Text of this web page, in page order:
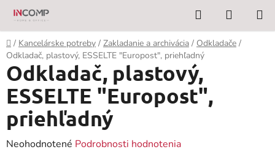
Prejsť
obsah
Hľadať
KOŠÍK
Domov
/ Kancelárske potreby / Zakladanie a archivácia / Odkladače /
Odkladač, plastový, ESSELTE "Europost", priehľadný
Odkladač, plastový,
ESSELTE "Europost",
priehľadný
Priemerné
Neohodnotené Podrobnosti hodnotenia